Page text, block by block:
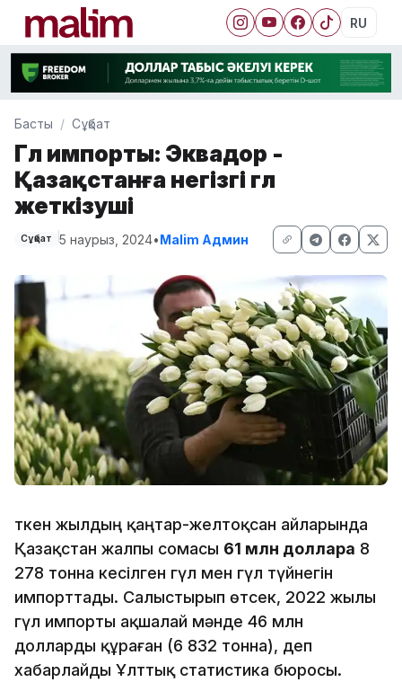
RU
Басты Сұқбат
Гүл импорты: Эквадор -
Қазақстанға негізгі гүл
жеткізуші
Сұқбат 5 наурыз, 2024•Malim Админ
Өткен жылдың қаңтар-желтоқсан айларында
Қазақстан жалпы сомасы 61 млн долларға 8
278 тонна кесілген гүл мен гүл түйнегін
импорттады. Салыстырып өтсек, 2022 жылы
гүл импорты ақшалай мәнде 46 млн
долларды құраған (6 832 тонна), деп
хабарлайды Ұлттық статистика бюросы.